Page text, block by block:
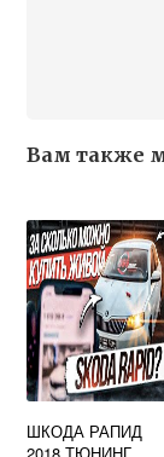
Вам также
ШКОДА РАПИД